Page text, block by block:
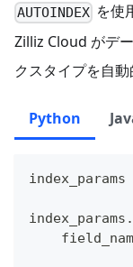
AUTOINDEX を使
Zilliz Cloud がデ
クスタイプを自動
Python
index_params
index_params .